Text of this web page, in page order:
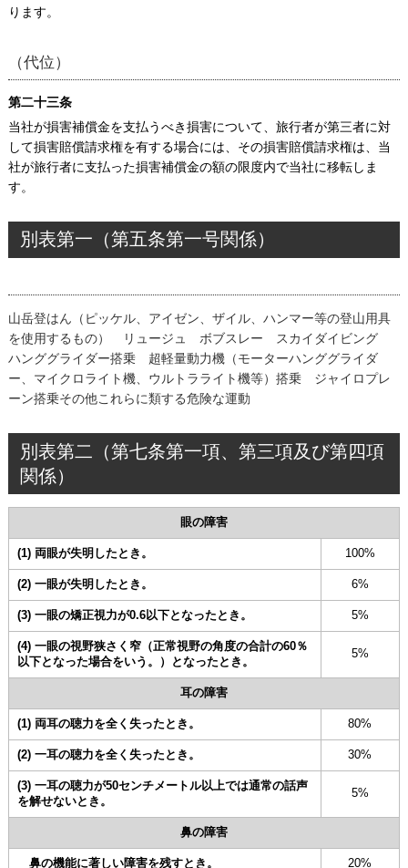
ります。
（代位）
第二十三条
当社が損害補償金を支払うべき損害について、旅行者が第三者に対
して損害賠償請求権を有する場合には、その損害賠償請求権は、当
社が旅行者に支払った損害補償金の額の限度内で当社に移転しま
す。
別表第一（第五条第一号関係）
山岳登はん（ピッケル、アイゼン、ザイル、ハンマー等の登山用具
を使用するもの） リュージュ ボブスレー スカイダイビング
ハンググライダー搭乗 超軽量動力機（モーターハンググライダ
ー、マイクロライト機、ウルトラライト機等）搭乗 ジャイロプレ
ーン搭乗その他これらに類する危険な運動
別表第二（第七条第一項、第三項及び第四項
関係）
眼の障害
(1) 両眼が失明したとき。 100%
(2) 一眼が失明したとき。 6%
(3) 一眼の矯正視力が0.6以下となったとき。 5%
(4) 一眼の視野狭さく窄（正常視野の角度の合計の60％
以下となった場合をいう。）となったとき。
5%
耳の障害
(1) 両耳の聴力を全く失ったとき。 80%
(2) 一耳の聴力を全く失ったとき。 30%
(3) 一耳の聴力が50センチメートル以上では通常の話声
を解せないとき。
5%
鼻の障害
鼻の機能に著しい障害を残すとき。 20%